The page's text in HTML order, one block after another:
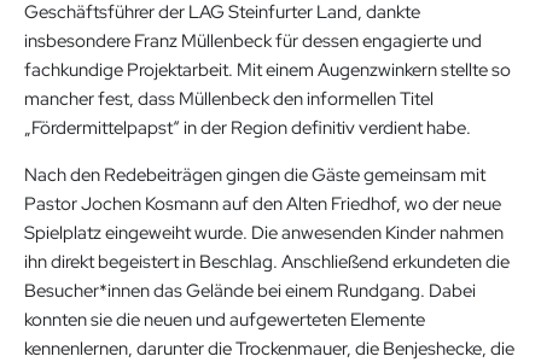
Geschäftsführer der LAG Steinfurter Land, dankte
insbesondere Franz Müllenbeck für dessen engagierte und
fachkundige Projektarbeit. Mit einem Augenzwinkern stellte so
mancher fest, dass Müllenbeck den informellen Titel
„Fördermittelpapst“ in der Region definitiv verdient habe.
Nach den Redebeiträgen gingen die Gäste gemeinsam mit
Pastor Jochen Kosmann auf den Alten Friedhof, wo der neue
Spielplatz eingeweiht wurde. Die anwesenden Kinder nahmen
ihn direkt begeistert in Beschlag. Anschließend erkundeten die
Besucher*innen das Gelände bei einem Rundgang. Dabei
konnten sie die neuen und aufgewerteten Elemente
kennenlernen, darunter die Trockenmauer, die Benjeshecke, die